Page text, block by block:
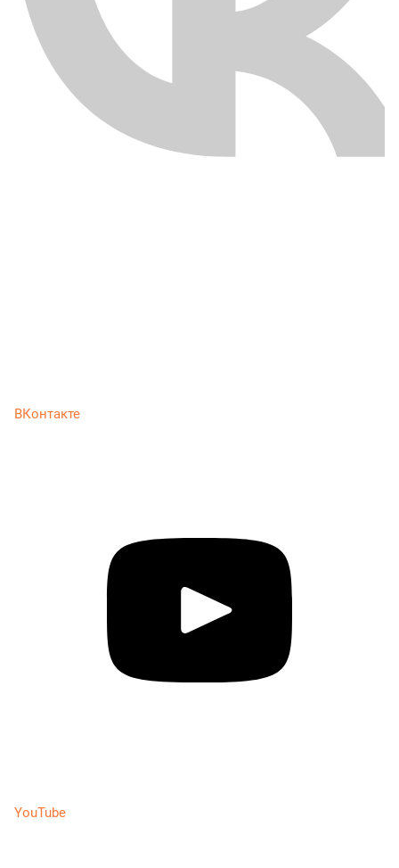
ВКонтакте
YouTube